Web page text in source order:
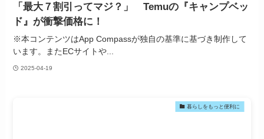
「最大７割引ってマジ？」 Temuの『キャンプベッ
ド』が衝撃価格に！
※本コンテンツはApp Compassが独自の基準に基づき制作して
います。またECサイトや...
2025-04-19
暮らしをもっと便利に